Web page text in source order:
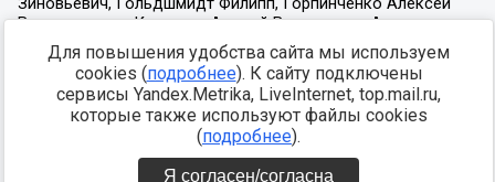
Для повышения удобства сайта мы используем
cookies (подробнее). К сайту подключены
сервисы Yandex.Metrika, LiveInternet, top.mail.ru,
которые также используют файлы cookies
(подробнее).
Я согласен/согласна